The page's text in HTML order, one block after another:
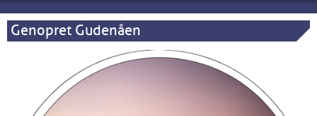
Genopret Gudenåen